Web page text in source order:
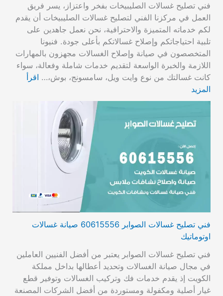
فني تصليح غسالات الصليبيخات بفخر واعتزاز، يسر فريق
العمل في مركزنا الفني لتصليح غسالات الصليبيخات أن يقدم
لكم خدماته المتميزة والاحترافية، نحن نعمل جاهدين على
تلبية احتياجاتكم وإصلاح غسالاتكم بأعلى جودة. فنيونا
المتخصصون في صيانة وإصلاح الغسالات مجهزون بالمهارات
اللازمة والخبرة الواسعة لتقديم خدمات شاملة وفعالة، سواء
كانت غسالتك من نوع وايت ويل، سامسونج، بوش،… اقرأ
المزيد
فني تصليح غسالات الصوابر 60615556 صيانة غسالات
اوتوماتيك
فني تصليح غسالات الصوابر يعتبر من أفضل الفنيين العاملين
في مجال صيانة الغسالات وتحديد أعطالها بداخل مملكة
الكويت إذ يقدم خدمات فك وتركيب الغسالات وتوفير قطع
غيار أصلية ومكفولة ومستوردة من أفضل الشركات المصنعة